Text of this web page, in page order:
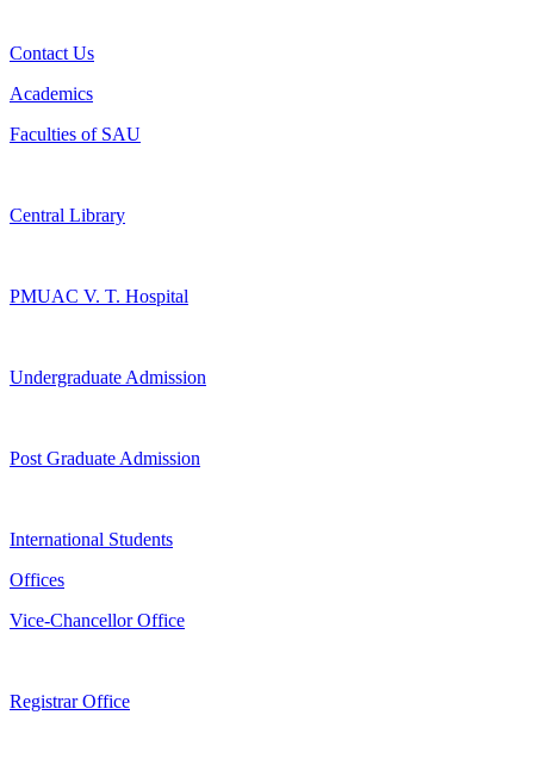
Contact Us
Academics
Faculties of SAU
Central Library
PMUAC V. T. Hospital
Undergraduate Admission
Post Graduate Admission
International Students
Offices
Vice-Chancellor Office
Registrar Office